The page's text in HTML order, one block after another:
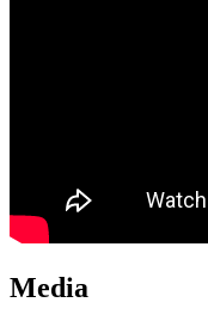
Media